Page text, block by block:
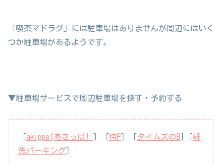
「喫茶マドラグ」には駐車場はありませんが周辺にはいく
つか駐車場があるようです。
▼駐車場サービスで周辺駐車場を探す・予約する
akippa(あきっぱ! 特P タイムズのB
軒
先パーキング